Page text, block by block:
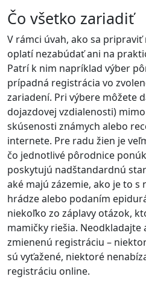
Čo všetko zariadiť
V rámci úvah, ako sa pripraviť
oplatí nezabúdať ani na
Patrí k nim napríklad výber
prípadná registrácia vo
zariadení. Pri výbere môžete
dojazdovej vzdialenosti)
skúsenosti známych alebo
internete. Pre radu žien je
čo jednotlivé pôrodnice
poskytujú nadštandardnú
aké majú zázemie, ako je to s
hrádze alebo podaním
niekoľko zo záplavy otázok,
mamičky riešia. Neodkladajte
zmienenú registráciu –
sú vyťažené, niektoré
registráciu online.